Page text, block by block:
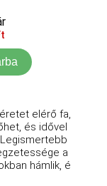
elérő fa,
és idővel
a
hámlik, é